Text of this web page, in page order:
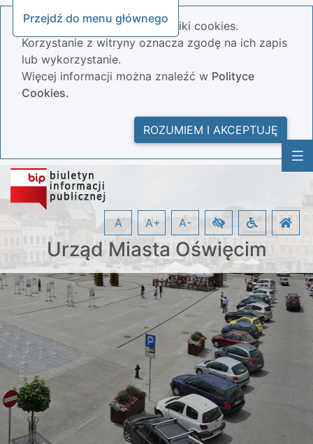
Przejdź do menu głównego
Nasza strona wykorzystuje pliki cookies.
Korzystanie z witryny oznacza zgodę na ich zapis
lub wykorzystanie.
Więcej informacji można znaleźć w Polityce
Cookies.
ROZUMIEM I AKCEPTUJĘ
Urząd Miasta Oświęcim
A A+ A-